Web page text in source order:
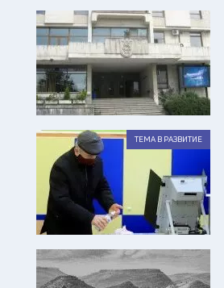
ТЕМА В РАЗВИТИЕ